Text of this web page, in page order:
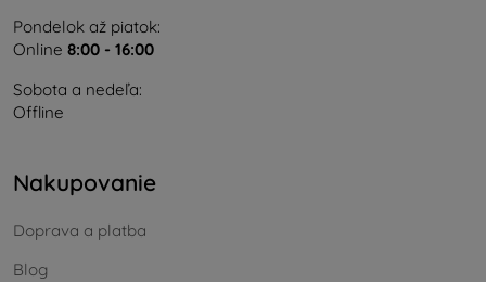
Pondelok až piatok:
Online 8:00 - 16:00
Sobota a nedeľa:
Offline
Nakupovanie
Doprava a platba
Blog